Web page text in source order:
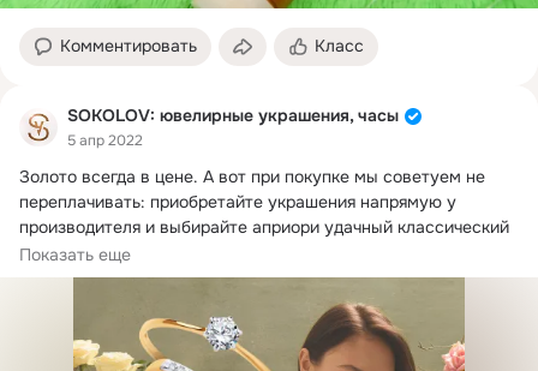
Комментировать Класс
SOKOLOV: ювелирные украшения, часы
5 апр 2022
Золото всегда в цене. А вот при покупке мы советуем не
переплачивать: приобретайте украшения напрямую у
производителя и выбирайте априори удачный классический
дизайн.
Показать еще